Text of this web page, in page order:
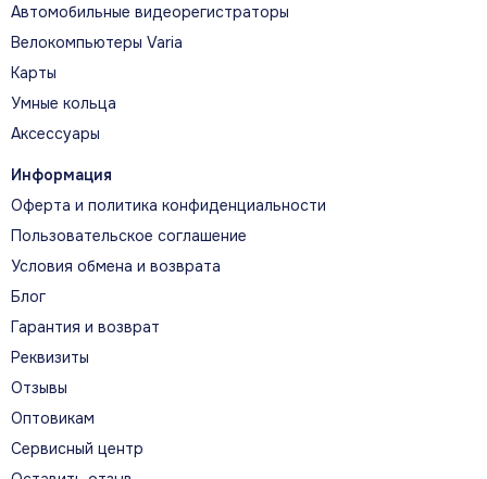
Автомобильные видеорегистраторы
Велокомпьютеры Varia
Карты
Умные кольца
Аксессуары
Информация
Оферта и политика конфиденциальности
Пользовательское соглашение
Условия обмена и возврата
Блог
Гарантия и возврат
Реквизиты
Отзывы
Оптовикам
Сервисный центр